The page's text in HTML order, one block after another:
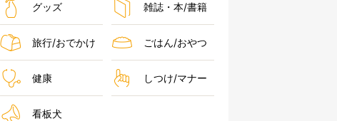
グッズ 雑誌・本/書籍
旅行/おでかけ ごはん/おやつ
健康 しつけ/マナー
看板犬